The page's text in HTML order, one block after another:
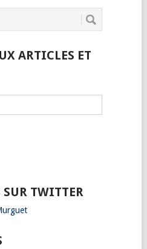
ARTICLES ET
TWITTER